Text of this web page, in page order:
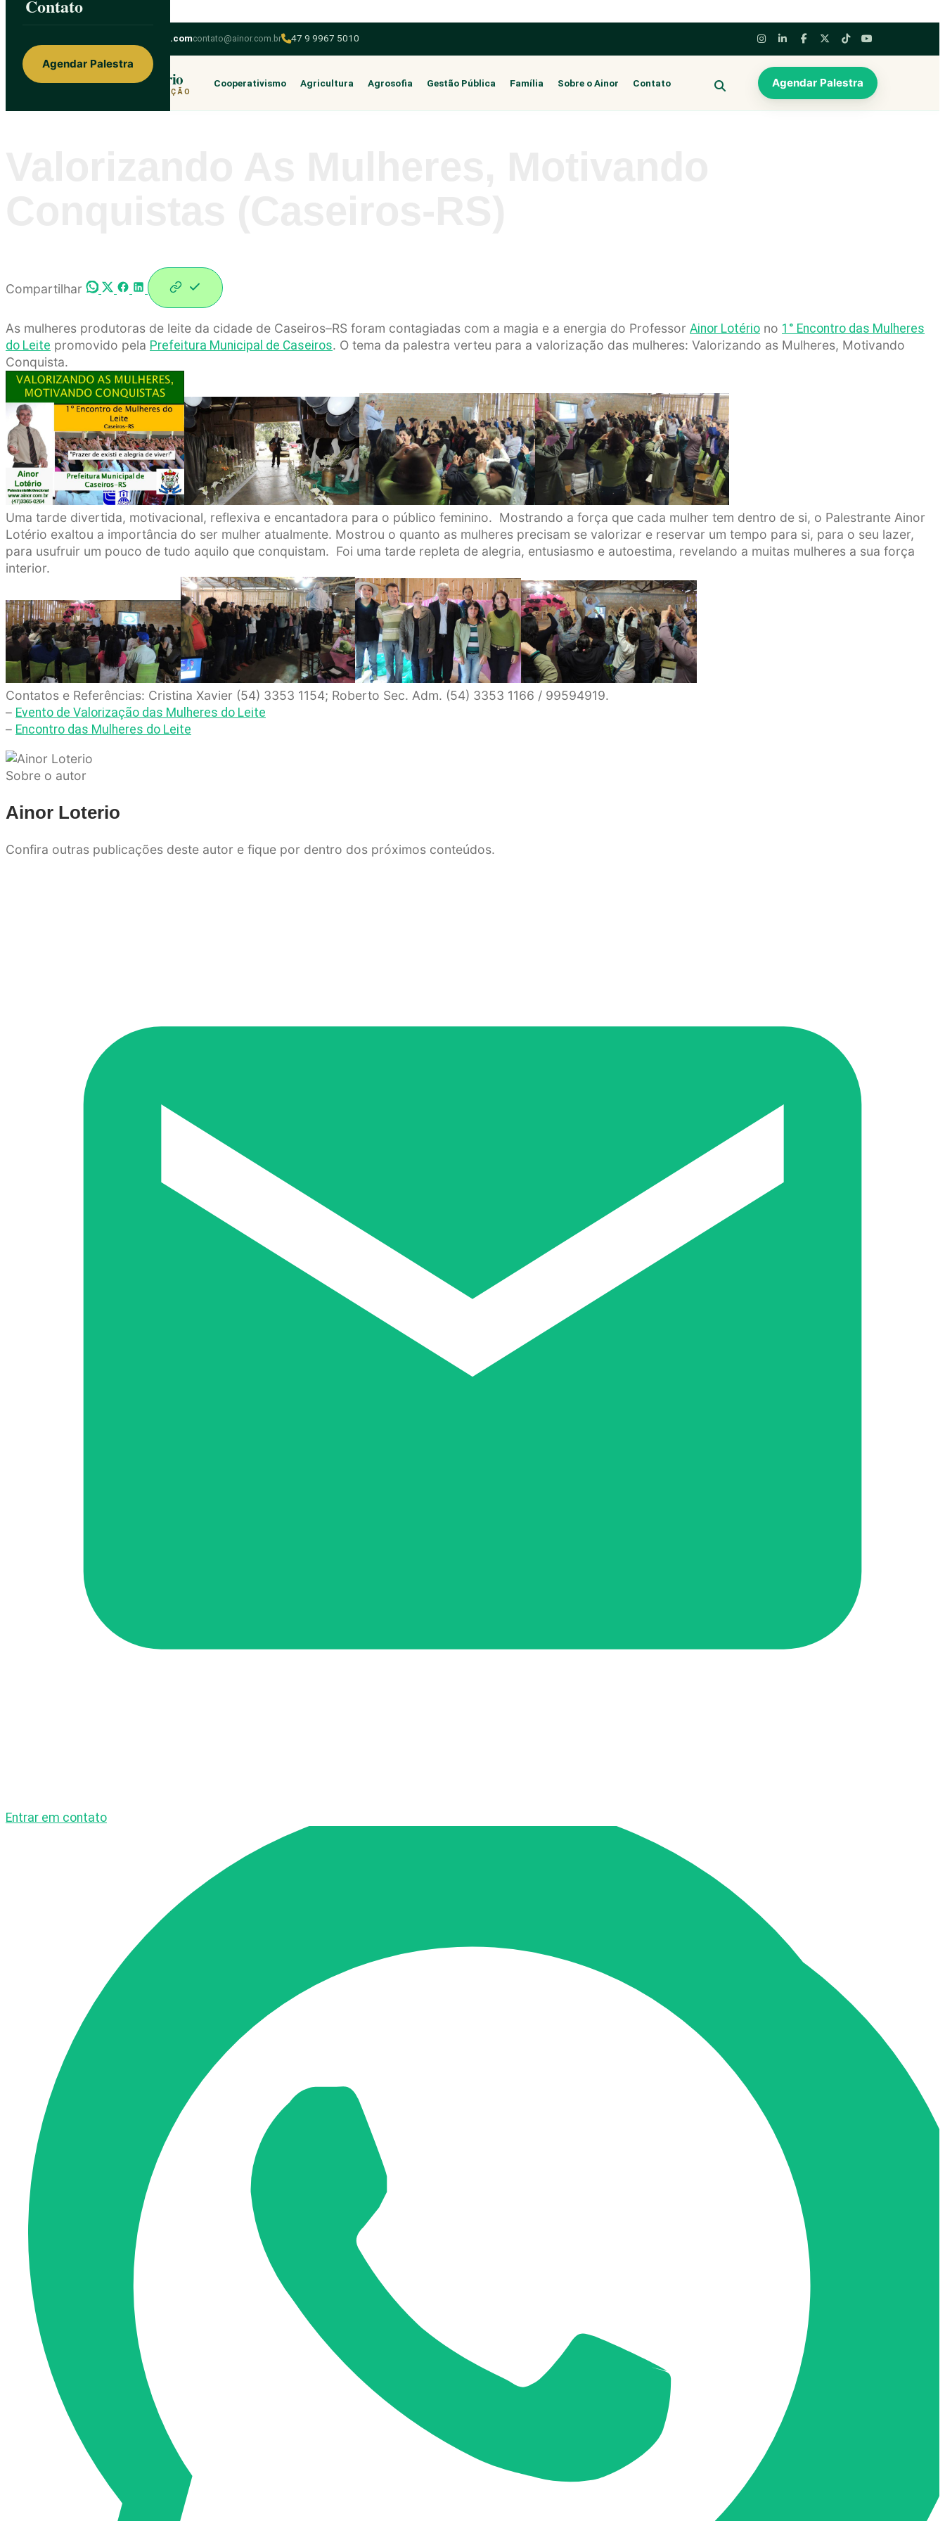
Skip to content
ainorfloterio@gmail.comcontato@ainor.com.br 47 9 9967 5010
Ainor Lotério
MENTE & CORAÇÃO
Cooperativismo Agricultura Agrosofia Gestão Pública Família Sobre o Ainor Contato Agendar Palestra
Contato
Agendar Palestra
Compartilhar
As mulheres produtoras de leite da cidade de Caseiros–RS foram contagiadas com a magia e a energia do Professor Ainor Lotério no 1° Encontro das Mulheres
do Leite promovido pela Prefeitura Municipal de Caseiros. O tema da palestra verteu para a valorização das mulheres: Valorizando as Mulheres, Motivando
Conquista.
Uma tarde divertida, motivacional, reflexiva e encantadora para o público feminino. Mostrando a força que cada mulher tem dentro de si, o Palestrante Ainor
Lotério exaltou a importância do ser mulher atualmente. Mostrou o quanto as mulheres precisam se valorizar e reservar um tempo para si, para o seu lazer,
para usufruir um pouco de tudo aquilo que conquistam. Foi uma tarde repleta de alegria, entusiasmo e autoestima, revelando a muitas mulheres a sua força
interior.
Contatos e Referências: Cristina Xavier (54) 3353 1154; Roberto Sec. Adm. (54) 3353 1166 / 99594919.
– Evento de Valorização das Mulheres do Leite
– Encontro das Mulheres do Leite
Sobre o autor
Ainor Loterio
Confira outras publicações deste autor e fique por dentro dos próximos conteúdos.
Entrar em contato